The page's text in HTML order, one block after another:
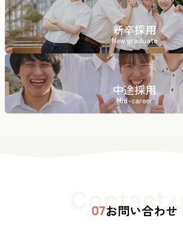
新卒採用
New graduate
中途採用
Mid-career
Contact us
07お問い合わせ